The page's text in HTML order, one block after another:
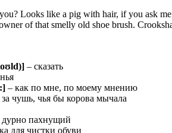
Looks like a pig with hair, if you ask
of that smelly old shoe brush.
– сказать
– как по мне, по моему мнению
за чушь, чья бы корова мычала
пахнущий
для чистки обуви